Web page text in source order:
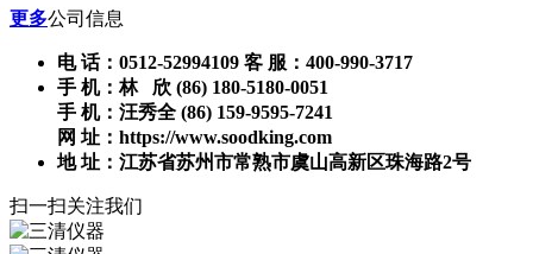
更多公司信息
电 话：0512-52994109 客 服：400-990-3717
手 机：林 欣 (86) 180-5180-0051
手 机：汪秀全 (86) 159-9595-7241
网 址：https://www.soodking.com
地 址：江苏省苏州市常熟市虞山高新区珠海路2号
扫一扫关注我们